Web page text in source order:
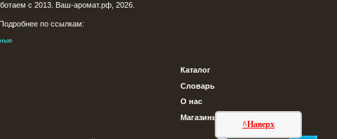
^Наверх
с 2013. Ваш-аромат.рф, 2026.
по ссылкам:
Каталог
Словарь
О нас
Магазины